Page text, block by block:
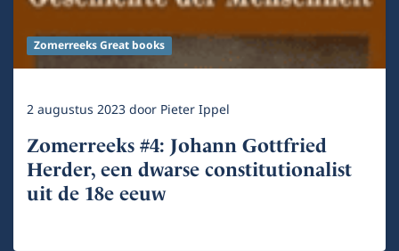
Zomerreeks Great books
2 augustus 2023door Pieter Ippel
Zomerreeks #4: Johann Gottfried
Herder, een dwarse constitutionalist
uit de 18e eeuw